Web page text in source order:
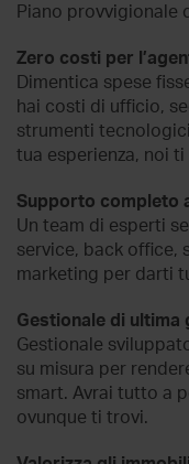
Piano provvigionale
Zero costi per
Dimentica spese
hai costi di ufficio,
strumenti
tua esperienza, noi
Supporto completo
Un team di esperti
service, back office,
marketing per darti
Gestionale di ultima
Gestionale
su misura per
smart. Avrai tutto a
ovunque ti trovi.